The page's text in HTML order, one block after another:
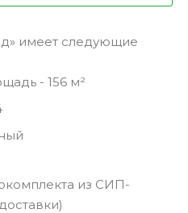
имеет следующие
- 156 м²
из СИП-